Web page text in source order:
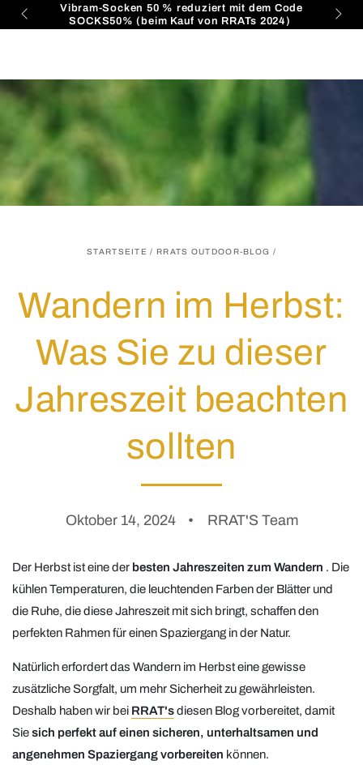
ZUM INHALT
SPRINGEN
Vibram-Socken 50 % reduziert mit dem Code
SOCKS50% (beim Kauf von RRATs 2024)
STARTSEITE / RRATS OUTDOOR-BLOG /
Wandern im Herbst:
Was Sie zu dieser
Jahreszeit beachten
sollten
Oktober 14, 2024 RRAT'S Team
Der Herbst ist eine der besten Jahreszeiten zum Wandern . Die
kühlen Temperaturen, die leuchtenden Farben der Blätter und
die Ruhe, die diese Jahreszeit mit sich bringt, schaffen den
perfekten Rahmen für einen Spaziergang in der Natur.
Natürlich erfordert das Wandern im Herbst eine gewisse
zusätzliche Sorgfalt, um mehr Sicherheit zu gewährleisten.
Deshalb haben wir bei RRAT'sdiesen Blog vorbereitet, damit
Siesich perfekt auf einen sicheren, unterhaltsamen und
angenehmen Spaziergang vorbereiten können.